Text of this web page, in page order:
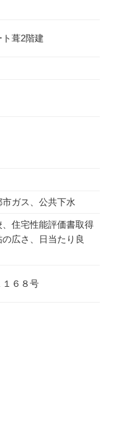
葺2階建
ガス、公共下水
住宅性能評価書取得
広さ、日当たり良
１６８号